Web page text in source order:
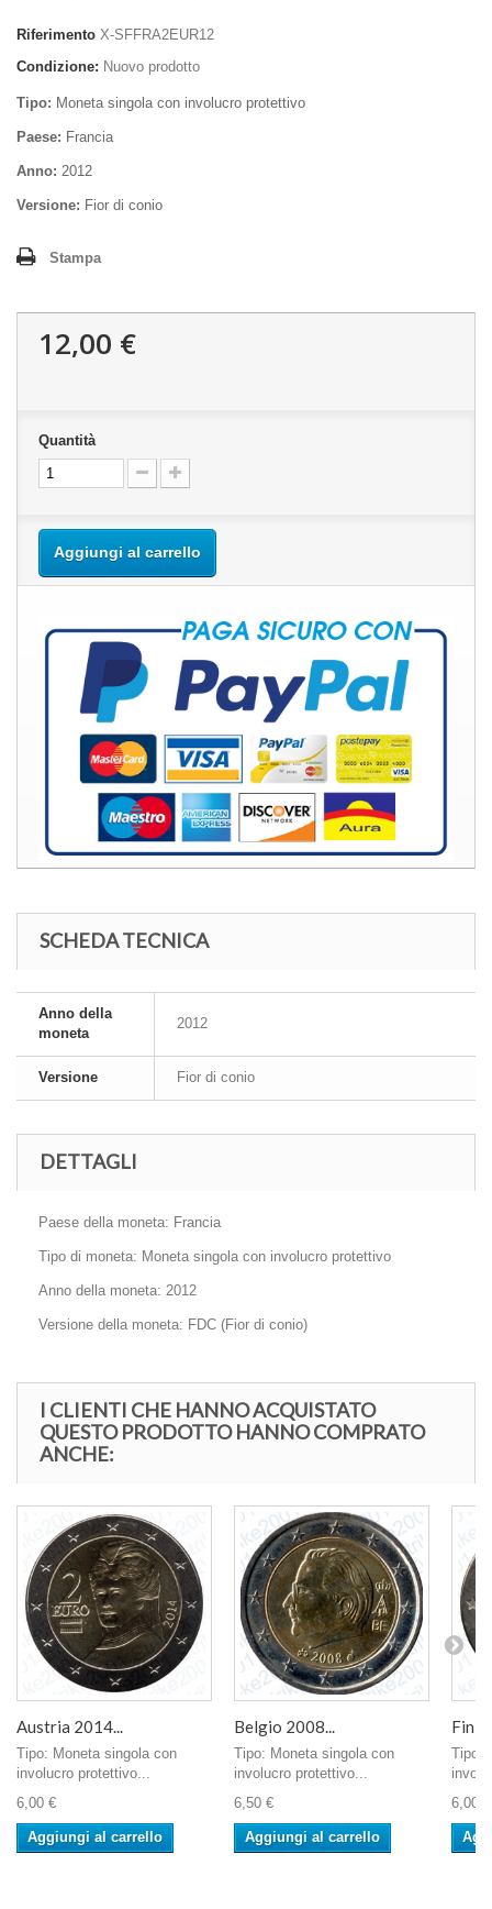
Riferimento X-SFFRA2EUR12
Condizione: Nuovo prodotto
Tipo: Moneta singola con involucro protettivo
Paese: Francia
Anno: 2012
Versione: Fior di conio
Stampa
12,00 €
Quantità
Aggiungi al carrello
SCHEDA TECNICA
Anno della
moneta
2012
Versione Fior di conio
DETTAGLI
Paese della moneta: Francia
Tipo di moneta: Moneta singola con involucro protettivo
Anno della moneta: 2012
Versione della moneta: FDC (Fior di conio)
I CLIENTI CHE HANNO ACQUISTATO
QUESTO PRODOTTO HANNO COMPRATO
ANCHE:
Austria 2014...
Tipo: Moneta singola con
involucro protettivo...
6,00 €
Aggiungi al carrello
Belgio 2008...
Tipo: Moneta singola con
involucro protettivo...
6,50 €
Aggiungi al carrello
Tipo:
6,00 €